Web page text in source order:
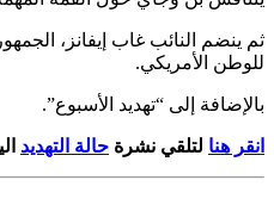
ثم ينضم النائب غاب إيفانز،
للوطن الأمريكي.
بالإضافة إلى “تهديد الأسبوع”.
انقر هنا لتلقي نشرة حالة التهديد